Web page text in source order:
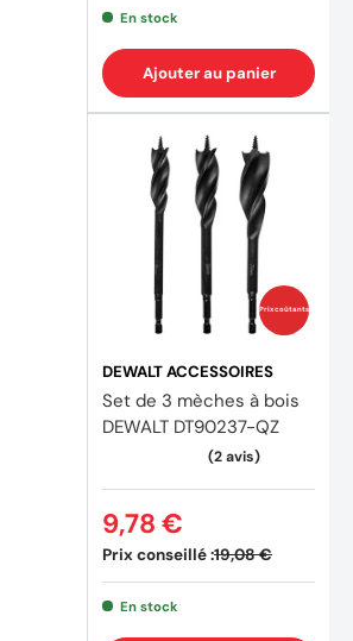
En stock
Ajouter au panier
Prix coûtants
DEWALT ACCESSOIRES
Set de 3 mèches à bois
DEWALT DT90237-QZ
Prix conseillé :19,08 €
9,78 €
En stock